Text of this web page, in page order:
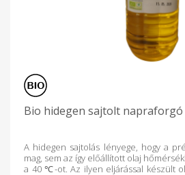
Bio hidegen sajtolt napraforgó
A hidegen sajtolás lényege, hogy a
mag, sem az így előállított olaj
a 40 ℃-ot. Az ilyen eljárással készült